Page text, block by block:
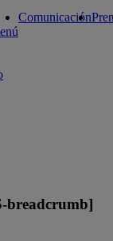
Comunicación
breadcrumb]